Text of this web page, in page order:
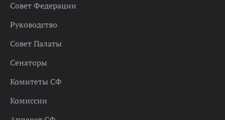
Совет Федерации
Руководство
Совет Палаты
Сенаторы
Комитеты СФ
Комиссии